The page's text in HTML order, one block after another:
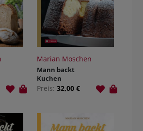
Marian Moschen
Mann backt
Kuchen
Preis: 32,00 €